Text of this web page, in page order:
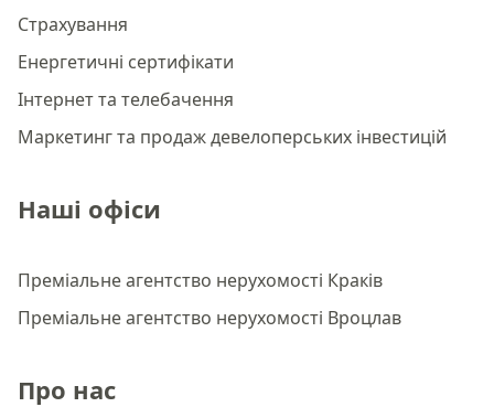
Страхування
Енергетичні сертифікати
Інтернет та телебачення
Маркетинг та продаж девелоперських інвестицій
Наші офіси
Преміальне агентство нерухомості Краків
Преміальне агентство нерухомості Вроцлав
Про нас